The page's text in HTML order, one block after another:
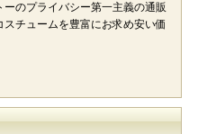
のプライバシー第一主義の通販
チュームを豊富にお求め安い価